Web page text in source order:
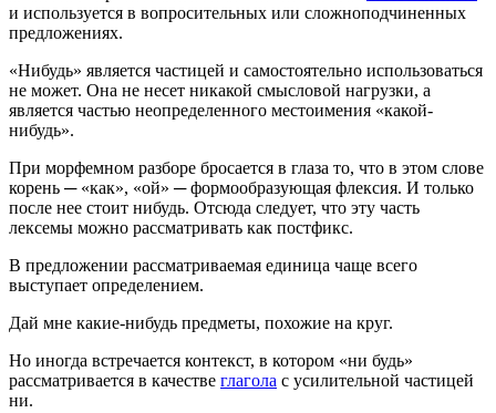
и используется в вопросительных или сложноподчиненных
предложениях.
«Нибудь» является частицей и самостоятельно использоваться
не может. Она не несет никакой смысловой нагрузки, а
является частью неопределенного местоимения «какой-
нибудь».
При морфемном разборе бросается в глаза то, что в этом слове
корень ─ «как», «ой» ─ формообразующая флексия. И только
после нее стоит нибудь. Отсюда следует, что эту часть
лексемы можно рассматривать как постфикс.
В предложении рассматриваемая единица чаще всего
выступает определением.
Дай мне какие-нибудь предметы, похожие на круг.
Но иногда встречается контекст, в котором «ни будь»
рассматривается в качестве глагола с усилительной частицей
ни.